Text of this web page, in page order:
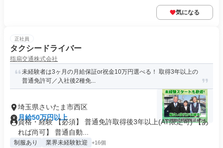
気になる
正社員
タクシードライバー
指扇交通株式会社
未経験者は3ヶ月の月給保証or祝金10万円選べる！ 取得3年以上の
普通免許可／入社後2種免...
埼玉県さいたま市西区
月給50万円以上
資格・経験 【必須】 普通免許取得後3年以上(AT限定可) 【あ
れば尚可】 普通自動...
制服あり 業界未経験歓迎 +16個